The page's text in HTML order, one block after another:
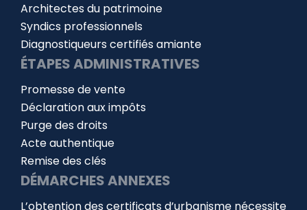
Architectes du patrimoine
Syndics professionnels
Diagnostiqueurs certifiés amiante
ÉTAPES ADMINISTRATIVES
Promesse de vente
Déclaration aux impôts
Purge des droits
Acte authentique
Remise des clés
DÉMARCHES ANNEXES
L’obtention des certificats d’urbanisme nécessite